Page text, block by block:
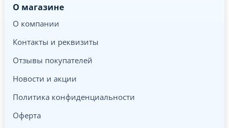
О магазине
О компании
Контакты и реквизиты
Отзывы покупателей
Новости и акции
Политика конфиденциальности
Оферта